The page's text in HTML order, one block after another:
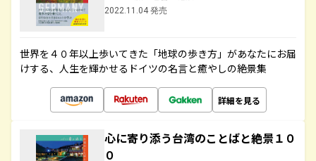
2022.11.04 発売
世界を４０年以上歩いてきた「地球の歩き方」があなたにお届
けする、人生を輝かせるドイツの名言と癒やしの絶景集
詳細を見る
心に寄り添う台湾のことばと絶景１０
０